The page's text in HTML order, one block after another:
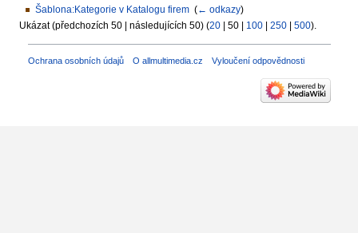
Šablona:Kategorie v Katalogu firem‎ (← odkazy)
Ukázat (předchozích 50 | následujících 50) (20 | 50 | 100 | 250 | 500).
Ochrana osobních údajů O allmultimedia.cz Vyloučení odpovědnosti